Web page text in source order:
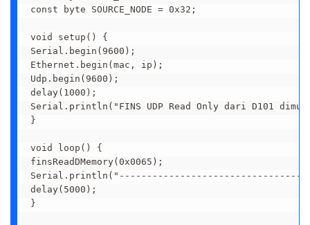
const byte SOURCE_NODE = 0x32;
void setup() {
Serial.begin(9600);
Ethernet.begin(mac, ip);
Udp.begin(9600);
delay(1000);
Serial.println("FINS UDP Read Only dari D101
}
void loop() {
finsReadDMemory(0x0065);
delay(5000);
}